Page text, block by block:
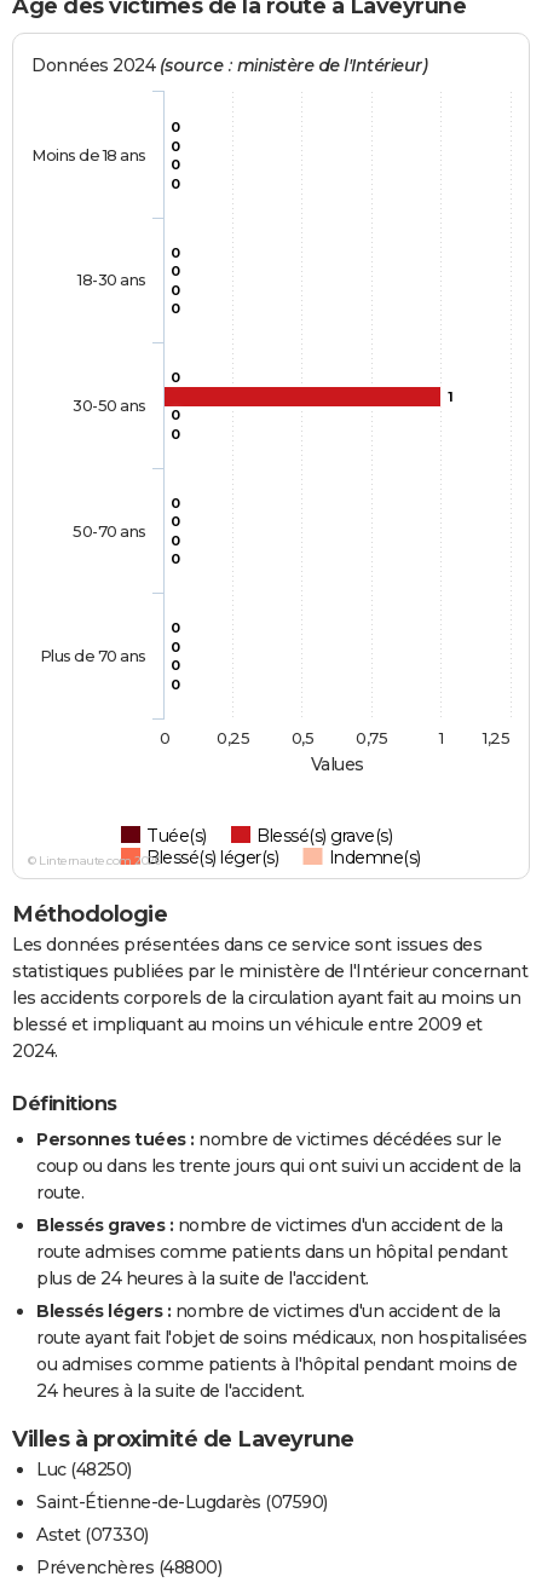
Age des victimes de la route à Laveyrune
Values
Données 2024 (source : ministère de l'Intérieur)
0
0
0
0
0
0
0
1
0
0
0
0
0
0
0
0
0
0
0
0
Tuée(s)
Blessé(s) grave(s)
Blessé(s) léger(s)
Indemne(s)
Moins de 18 ans
18-30 ans
30-50 ans
50-70 ans
Plus de 70 ans
0 1
0,25 0,5 0,75 1,25
© Linternaute.com 2026
Méthodologie
Les données présentées dans ce service sont issues des
statistiques publiées par le ministère de l'Intérieur concernant
les accidents corporels de la circulation ayant fait au moins un
blessé et impliquant au moins un véhicule entre 2009 et
2024.
Définitions
Personnes tuées : nombre de victimes décédées sur le
coup ou dans les trente jours qui ont suivi un accident de la
route.
Blessés graves : nombre de victimes d'un accident de la
route admises comme patients dans un hôpital pendant
plus de 24 heures à la suite de l'accident.
Blessés légers : nombre de victimes d'un accident de la
route ayant fait l'objet de soins médicaux, non hospitalisées
ou admises comme patients à l'hôpital pendant moins de
24 heures à la suite de l'accident.
Villes à proximité de Laveyrune
Luc (48250)
Saint-Étienne-de-Lugdarès (07590)
Astet (07330)
Prévenchères (48800)